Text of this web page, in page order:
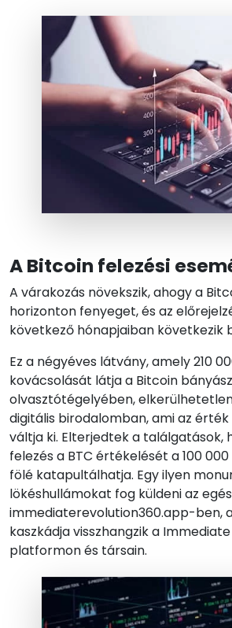
A Bitcoin felezési
A várakozás növekszik, ahogy a
horizonton fenyeget, és az
következő hónapjaiban következik
Ez a négyéves látvány, amely 210
kovácsolását látja a Bitcoin
olvasztótégelyében,
digitális birodalomban, ami az
váltja ki. Elterjedtek a találgatások,
felezés a BTC értékelését a 100
fölé katapultálhatja. Egy ilyen
lökéshullámokat fog küldeni az
immediaterevolution360.app-ben,
kaszkádja visszhangzik a Immediate
platformon és társain.